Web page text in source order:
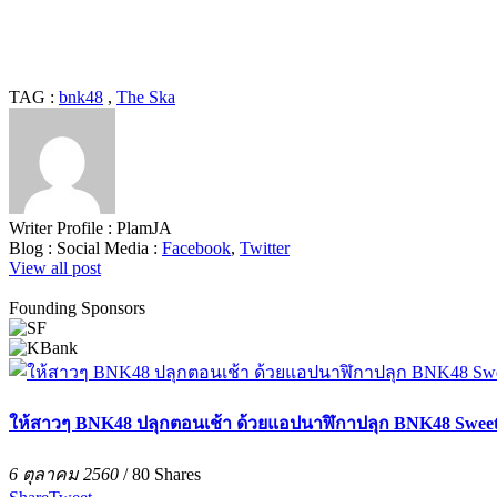
TAG : bnk48 , The Ska
Writer Profile : PlamJA
Blog : Social Media : Facebook, Twitter
View all post
Founding Sponsors
ให้สาวๆ BNK48 ปลุกตอนเช้า ด้วยแอปนาฬิกาปลุก BNK48
6 ตุลาคม 2560 /80 Shares